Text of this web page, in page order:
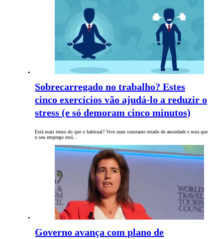
Sobrecarregado no trabalho? Estes
cinco exercícios vão ajudá-lo a reduzir o
stress (e só demoram cinco minutos)
Está mais tenso do que o habitual? Vive num constante estado de ansiedade e nota que
o seu emprego está…
Governo avança com plano de